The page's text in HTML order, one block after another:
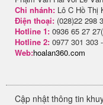
Chi nhánh: Lô C Hồ Thị
Điện thoại: (028)22 298
Hotline 1: 0936 65 27
Hotline 2: 0977 301 303
Web:hoalan360.com
Cập nhật thông tin